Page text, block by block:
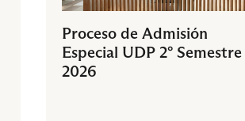
Proceso de Admisión
Especial UDP 2° Semestre
2026